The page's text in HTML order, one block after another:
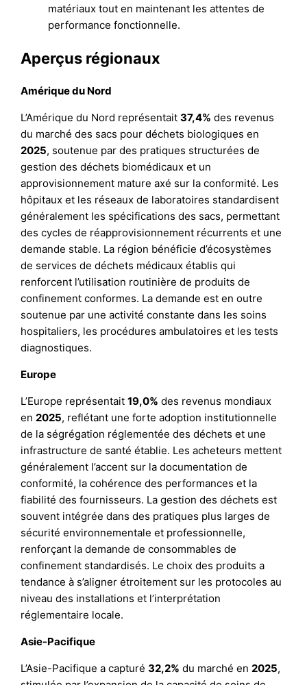
matériaux tout en maintenant les attentes de
performance fonctionnelle.
Aperçus régionaux
Amérique du Nord
L’Amérique du Nord représentait37,4% des revenus
du marché des sacs pour déchets biologiques en
2025, soutenue par des pratiques structurées de
gestion des déchets biomédicaux et un
approvisionnement mature axé sur la conformité. Les
hôpitaux et les réseaux de laboratoires standardisent
généralement les spécifications des sacs, permettant
des cycles de réapprovisionnement récurrents et une
demande stable. La région bénéficie d’écosystèmes
de services de déchets médicaux établis qui
renforcent l’utilisation routinière de produits de
confinement conformes. La demande est en outre
soutenue par une activité constante dans les soins
hospitaliers, les procédures ambulatoires et les tests
diagnostiques.
Europe
L’Europe représentait19,0% des revenus mondiaux
en2025, reflétant une forte adoption institutionnelle
de la ségrégation réglementée des déchets et une
infrastructure de santé établie. Les acheteurs mettent
généralement l’accent sur la documentation de
conformité, la cohérence des performances et la
fiabilité des fournisseurs. La gestion des déchets est
souvent intégrée dans des pratiques plus larges de
sécurité environnementale et professionnelle,
renforçant la demande de consommables de
confinement standardisés. Le choix des produits a
tendance à s’aligner étroitement sur les protocoles au
niveau des installations et l’interprétation
réglementaire locale.
Asie-Pacifique
L’Asie-Pacifique a capturé32,2% du marché en2025,